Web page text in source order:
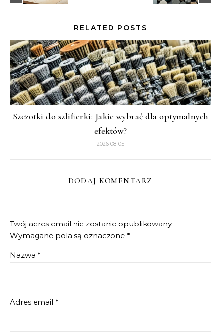
RELATED POSTS
Szczotki do szlifierki: Jakie wybrać dla optymalnych
efektów?
2026-08-05
DODAJ KOMENTARZ
Twój adres email nie zostanie opublikowany.
Wymagane pola są oznaczone *
Nazwa *
Adres email *